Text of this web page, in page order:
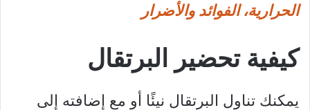
الحرارية، الفوائد والأضرار
كيفية تحضير البرتقال
يمكنك تناول البرتقال نيئًا أو مع إضافته إلى